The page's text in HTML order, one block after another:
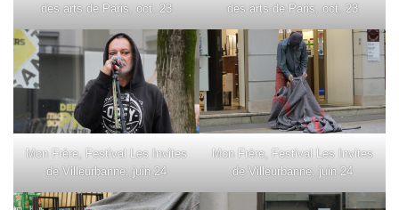
des arts de Paris, oct. 23
des arts de Paris, oct. 23
Mon Frère, Festival Les Invites
de Villeurbanne, juin 24
Mon Frère, Festival Les Invites
de Villeurbanne, juin 24